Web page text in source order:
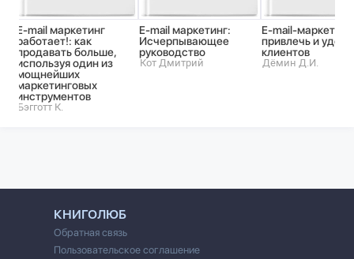
E-mail маркетинг
работает!: как
продавать больше,
используя один из
мощнейших
маркетинговых
инструментов
Бэгготт К.
E-mail маркетинг:
Исчерпывающее
руководство
Кот Дмитрий
E-mail-
привлечь и
клиентов
Дёмин Д.И.
КНИГОЛЮБ
Обратная связь
Пользовательское соглашение